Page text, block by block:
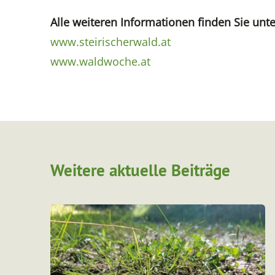
Alle weiteren Informationen finden Sie
www.steirischerwald.at
www.waldwoche.at
Weitere aktuelle Beiträge